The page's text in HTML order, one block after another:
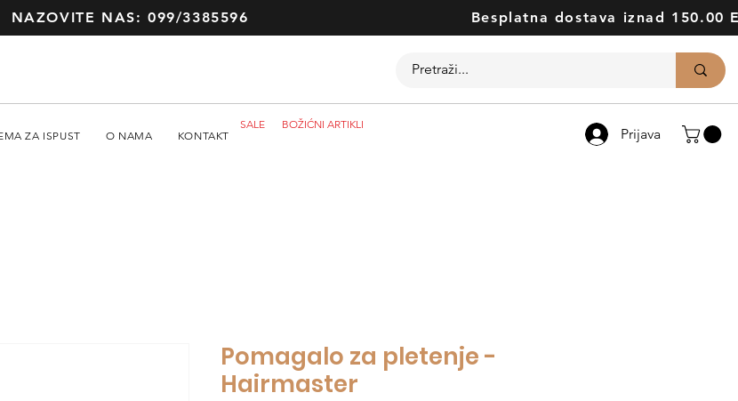
NAZOVITE NAS: 099/3385596 Besplatna dostava iznad 150.00
ZA ISPUST O NAMA KONTAKT
SALE BOŽIĆNI ARTIKLI
Prijava
Pomagalo za pletenje -
Hairmaster